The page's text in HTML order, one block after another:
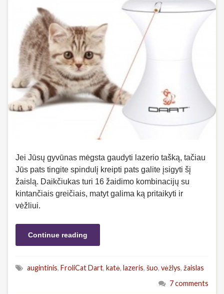
Jei Jūsų gyvūnas mėgsta gaudyti lazerio tašką, tačiau
Jūs pats tingite spindulį kreipti pats galite įsigyti šį
žaislą. Daikčiukas turi 16 žaidimo kombinacijų su
kintančiais greičiais, matyt galima ką pritaikyti ir
vėžliui.
Continue reading
augintinis, FroliCat Dart, katė, lazeris, šuo, vėžlys, žaislas
7 comments